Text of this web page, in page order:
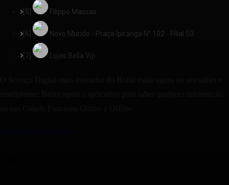
[5] Filippo Massas
[6] Novo Mundo - Praça Ipiranga N° 102 - Filial 50
[7] Lojas Bella Vip